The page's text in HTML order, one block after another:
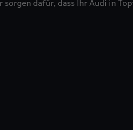
dafür, dass Ihr Audi in